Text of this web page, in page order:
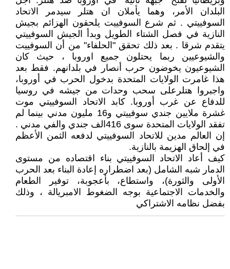
البلدان الأمر، وهما يأملان ان هتلر سيدمر الاتحاد
السوفييتي . ثم شرع السوفييت يلحقون الهزائم بجيش
النازية في فصل الشتاء الطويل وبدأ الجيش السوفييتي
يتقدم شرقا . بعد ذلك تحقق "الحلفاء" من أن السوفييت
والشيوعيين ربما يحتلون جميع اوروبا ، حيث كان
الشيوعيون يخوضون حرب أنصار في بلدانهم. فقط بعد
هذا غامرت الولايات المتحدة بدخول الحرب في أوروبا،
واجبروا هتلرعلى سحب وحدات من جيشه في روسيا
للدفاع عن غرب أوروبا. كابد الاتحاد السوفييتي موت
غشرة ملايين جندي سوفييتي و16 مليون مدني بينما لم
تفقد الولايات المتحدة سوى 416الف جندي والفي مدني .
إن العالم مدين للاتحاد السوفييتي لدفعه الثمن الأعظم
في إلحاق الهزيمة بالنازية.
كيف أعاد الاتحاد السوفييتي بناء اقتصاده من مستوى
الدمار شبه الشامل (بعد اضطراره إعادة البناء بعد الحرب
الأولى والثورة)، واستطاع، بأعجوبة، توفير الطعام
والخدمات الاجتماعية بوجه الضغوط الامبريالة ، وذلك
بفضل نظامه الاشتراكي